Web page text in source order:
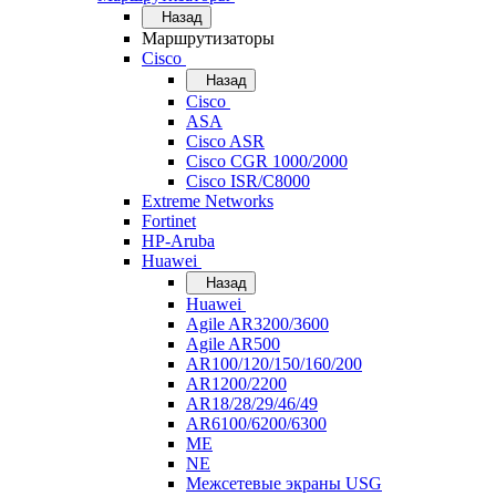
Назад
Маршрутизаторы
Cisco
Назад
Cisco
ASA
Cisco ASR
Cisco CGR 1000/2000
Cisco ISR/С8000
Extreme Networks
Fortinet
HP-Aruba
Huawei
Назад
Huawei
Agile AR3200/3600
Agile AR500
AR100/120/150/160/200
AR1200/2200
AR18/28/29/46/49
AR6100/6200/6300
ME
NE
Межсетевые экраны USG